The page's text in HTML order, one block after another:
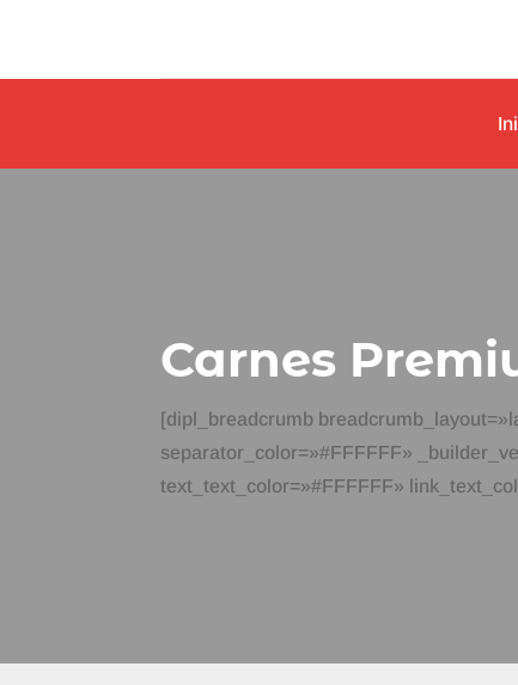
Carnes
[dipl_breadcrumb
separator_color=»#FFFFFF»
text_text_color=»#FFFFFF»